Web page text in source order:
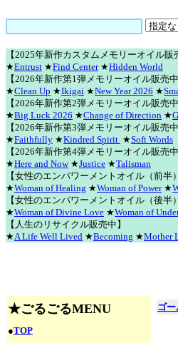
【2025年新作カスタムメモリーオイル販
★Entrust ★Find Center★Hidden World
【2026年新作第1弾メモリーオイル販売中
★Clean Up ★Ikigai ★New Year 2026 ★
【2026年新作第2弾メモリーオイル販売中
★Big Luck 2026 ★Change of Direction ★
【2026年新作第3弾メモリーオイル販売中
★Faithfully ★Kindred Spirit ★Soft Words
【2026年新作第4弾メモリーオイル販売中
★Here and Now★Justice ★Talisman
【女性のエンパワーメントオイル（前半
★Woman of Healing ★Woman of Power★
【女性のエンパワーメントオイル（後半
★Woman of Divine Love ★Woman of
【人生のリサイクル販売中】
★A Life Well Lived ★Becoming ★Mother
★ごるごるMENU
●TOP
ゴ